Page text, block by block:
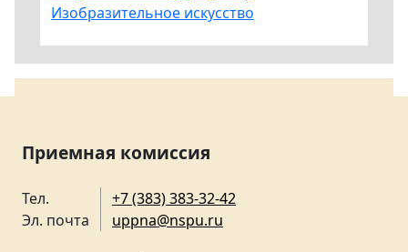
Изобразительное искусство
Приемная комиссия
Тел.
Эл. почта
+7 (383) 383-32-42
uppna@nspu.ru